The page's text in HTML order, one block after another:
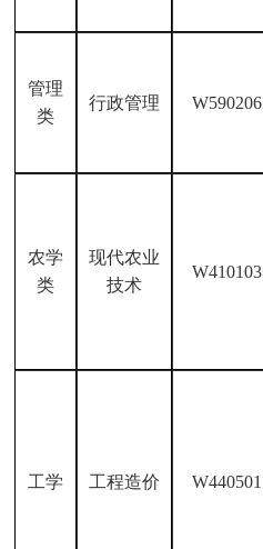
管理
类
行政管理 W590206
农学
类
现代农业
技术
W410103
工学 工程造价 W440501